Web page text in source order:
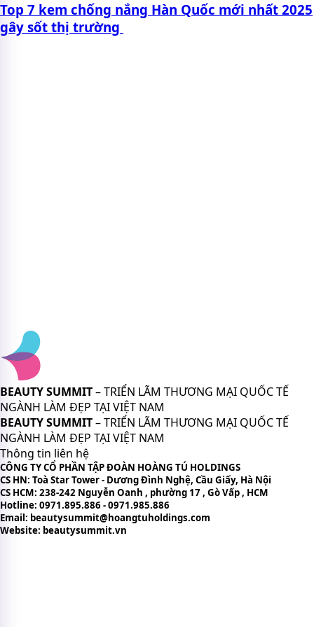
Top 7 kem chống nắng Hàn Quốc mới nhất 2025
gây sốt thị trường
BEAUTY SUMMIT– TRIỂN LÃM THƯƠNG MẠI QUỐC TẾ
NGÀNH LÀM ĐẸP TẠI VIỆT NAM
BEAUTY SUMMIT– TRIỂN LÃM THƯƠNG MẠI QUỐC TẾ
NGÀNH LÀM ĐẸP TẠI VIỆT NAM
Thông tin liên hệ
CÔNG TY CỔ PHẦN TẬP ĐOÀN HOÀNG TÚ HOLDINGS
CS HN: Toà Star Tower - Dương Đình Nghệ, Cầu Giấy, Hà Nội
CS HCM: 238-242 Nguyễn Oanh , phường 17 , Gò Vấp , HCM
Hotline: 0971.895.886 - 0971.985.886
Email: beautysummit@hoangtuholdings.com
Website: beautysummit.vn